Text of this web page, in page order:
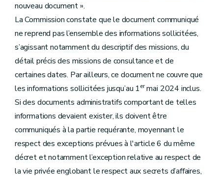
nouveau document ».
La Commission constate que le document communiqué
ne reprend pas l’ensemble des informations sollicitées,
s’agissant notamment du descriptif des missions, du
détail précis des missions de consultance et de
certaines dates. Par ailleurs, ce document ne couvre que
les informations sollicitées jusqu’au 1ermai 2024 inclus.
Si des documents administratifs comportant de telles
informations devaient exister, ils doivent être
communiqués à la partie requérante, moyennant le
respect des exceptions prévues à l'article 6 du même
décret et notamment l’exception relative au respect de
la vie privée englobant le respect aux secrets d’affaires,